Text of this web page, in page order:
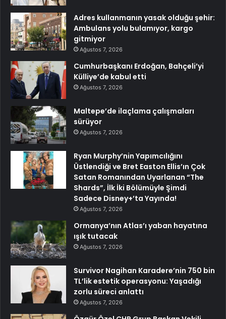
Adres kullanmanın yasak olduğu şehir:
Ambulans yolu bulamıyor, kargo
gitmiyor
Ağustos 7, 2026
Cumhurbaşkanı Erdoğan, Bahçeli’yi
Külliye’de kabul etti
Ağustos 7, 2026
Maltepe’de ilaçlama çalışmaları
sürüyor
Ağustos 7, 2026
Ryan Murphy’nin Yapımcılığını
Üstlendiği ve Bret Easton Ellis’ın Çok
Satan Romanından Uyarlanan “The
Shards”, İlk İki Bölümüyle Şimdi
Sadece Disney+’ta Yayında!
Ağustos 7, 2026
Ormanya’nın Atlas’ı yaban hayatına
ışık tutacak
Ağustos 7, 2026
Survivor Nagihan Karadere’nin 750 bin
TL’lik estetik operasyonu: Yaşadığı
zorlu süreci anlattı
Ağustos 7, 2026